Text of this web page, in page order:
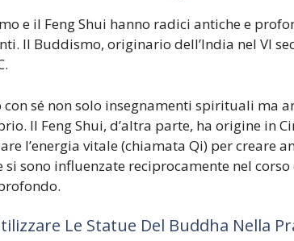
e il Feng Shui hanno radici antiche e
Il Buddismo, originario dell’India nel VI
sé non solo insegnamenti spirituali ma
Il Feng Shui, d’altra parte, ha origine in
l’energia vitale (chiamata Qi) per creare
sono influenzate reciprocamente nel
Le Statue Del Buddha Nella